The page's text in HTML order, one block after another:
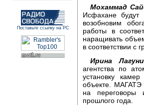
Поставьте ссылку на РС
Мохаммад
Исфахане
возобновим
работы в
наращивать
в соответствии с
Ирина
агентства по
установку
объекте. МАГАТЭ
на переговоры
прошлого года.